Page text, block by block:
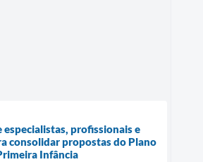
especialistas, profissionais e
consolidar propostas do Plano
Infância